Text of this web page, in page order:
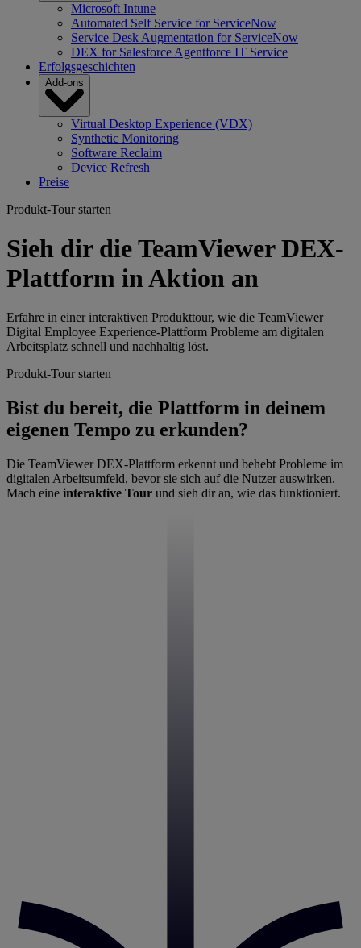
Microsoft Intune
Automated Self Service for ServiceNow
Service Desk Augmentation for ServiceNow
DEX for Salesforce Agentforce IT Service
Erfolgsgeschichten
Add-ons
Virtual Desktop Experience (VDX)
Synthetic Monitoring
Software Reclaim
Device Refresh
Preise
Produkt-Tour starten
Sieh dir die TeamViewer DEX-
Plattform in Aktion an
Erfahre in einer interaktiven Produkttour, wie die TeamViewer
Digital Employee Experience-Plattform Probleme am digitalen
Arbeitsplatz schnell und nachhaltig löst.
Produkt-Tour starten
Bist du bereit, die Plattform in deinem
eigenen Tempo zu erkunden?
Die TeamViewer DEX-Plattform erkennt und behebt Probleme im
digitalen Arbeitsumfeld, bevor sie sich auf die Nutzer auswirken.
Mach eine interaktive Tour und sieh dir an, wie das funktioniert.